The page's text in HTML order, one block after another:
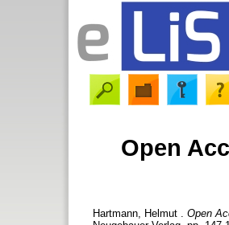
Open
Hartmann, Helmut
Open